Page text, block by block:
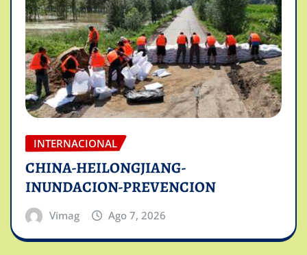
INTERNACIONAL
CHINA-HEILONGJIANG-
INUNDACION-PREVENCION
Vimag Ago 7, 2026